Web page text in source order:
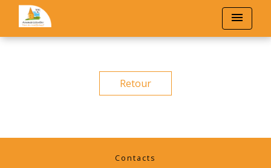
menu
Retour
Contacts